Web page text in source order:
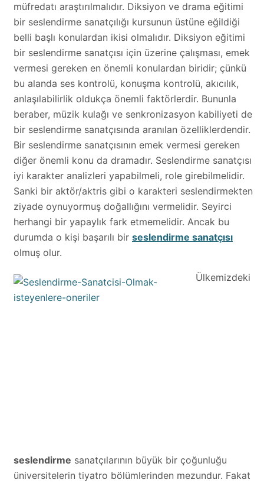
müfredatı araştırılmalıdır. Diksiyon ve drama eğitimi
bir seslendirme sanatçılığı kursunun üstüne eğildiği
belli başlı konulardan ikisi olmalıdır. Diksiyon eğitimi
bir seslendirme sanatçısı için üzerine çalışması, emek
vermesi gereken en önemli konulardan biridir; çünkü
bu alanda ses kontrolü, konuşma kontrolü, akıcılık,
anlaşılabilirlik oldukça önemli faktörlerdir. Bununla
beraber, müzik kulağı ve senkronizasyon kabiliyeti de
bir seslendirme sanatçısında aranılan özelliklerdendir.
Bir seslendirme sanatçısının emek vermesi gereken
diğer önemli konu da dramadır. Seslendirme sanatçısı
iyi karakter analizleri yapabilmeli, role girebilmelidir.
Sanki bir aktör/aktris gibi o karakteri seslendirmekten
ziyade oynuyormuş doğallığını vermelidir. Seyirci
herhangi bir yapaylık fark etmemelidir. Ancak bu
durumda o kişi başarılı bir seslendirme sanatçısı
olmuş olur.
Ülkemizdeki
seslendirme sanatçılarının büyük bir çoğunluğu
üniversitelerin tiyatro bölümlerinden mezundur. Fakat